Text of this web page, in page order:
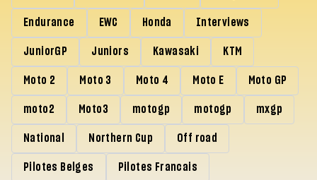
Endurance EWC Honda Interviews
JuniorGP Juniors Kawasaki KTM
Moto 2 Moto 3 Moto 4 Moto E Moto GP
moto2 Moto3 motogp motogp mxgp
National Northern Cup Off road
Pilotes Belges Pilotes Francais